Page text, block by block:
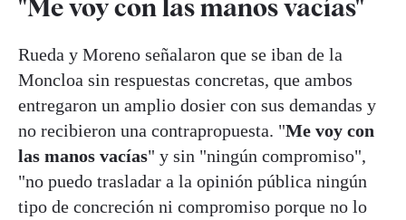
"Me voy con las manos vacías"
Rueda y Moreno señalaron que se iban de la
Moncloa sin respuestas concretas, que ambos
entregaron un amplio dosier con sus demandas y
no recibieron una contrapropuesta. "Me voy con
las manos vacías" y sin "ningún compromiso",
"no puedo trasladar a la opinión pública ningún
tipo de concreción ni compromiso porque no lo